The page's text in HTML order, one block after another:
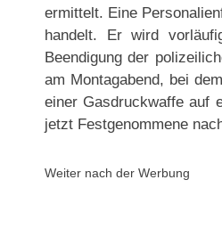
ermittelt. Eine
handelt. Er wird
Beendigung der
am Montagabend, bei
einer Gasdruckwaffe auf
jetzt Festgenommene
Weiter nach der Werbung